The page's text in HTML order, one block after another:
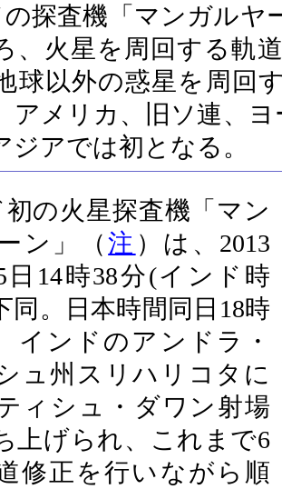
探査機「マンガルヤ
、火星を周回する軌
球以外の惑星を周回
アメリカ、旧ソ連、
ジアでは初となる。
の火星探査機「マン
ン」（注 ）は、2013
日14時38分(インド時
同。日本時間同日18時
インドのアンドラ・
ュ州スリハリコタに
ィシュ・ダワン射場
上げられ、これまで6
修正を行いながら順